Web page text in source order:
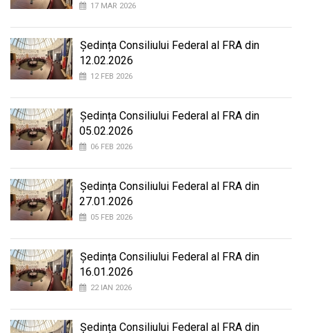
17 MAR 2026
Ședința Consiliului Federal al FRA din
12.02.2026
12 FEB 2026
Ședința Consiliului Federal al FRA din
05.02.2026
06 FEB 2026
Ședința Consiliului Federal al FRA din
27.01.2026
05 FEB 2026
Ședința Consiliului Federal al FRA din
16.01.2026
22 IAN 2026
Ședința Consiliului Federal al FRA din